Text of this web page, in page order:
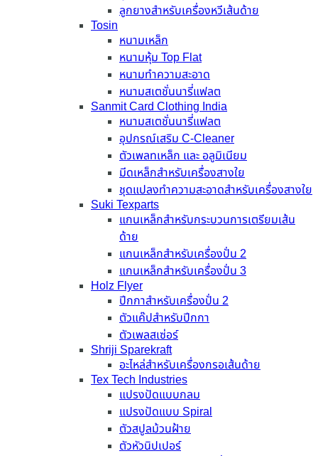
ลูกยางสำหรับเครื่องหวีเส้นด้าย
Tosin
หนามเหล็ก
หนามหุ้ม Top Flat
หนามทำความสะอาด
หนามสเตชั่นนารี่แฟลต
Sanmit Card Clothing India
หนามสเตชั่นนารี่แฟลต
อุปกรณ์เสริม C-Cleaner
ตัวเพลทเหล็ก และ อลูมิเนียม
มีดเหล็กสำหรับเครื่องสางใย
ชุดแปลงทำความสะอาดสำหรับเครื่องสางใย
Suki Texparts
แกนเหล็กสำหรับกระบวนการเตรียมเส้น
ด้าย
แกนเหล็กสำหรับเครื่องปั่น 2
แกนเหล็กสำหรับเครื่องปั่น 3
Holz Flyer
ปีกกาสำหรับเครื่องปั่น 2
ตัวแค๊ปสำหรับปีกกา
ตัวเพลสเซ่อร์
Shriji Sparekraft
อะไหล่สำหรับเครื่องกรอเส้นด้าย
Tex Tech Industries
แปรงปัดแบบกลม
แปรงปัดแบบ Spiral
ตัวสปูลม้วนฝ้าย
ตัวหัวนิปเปอร์